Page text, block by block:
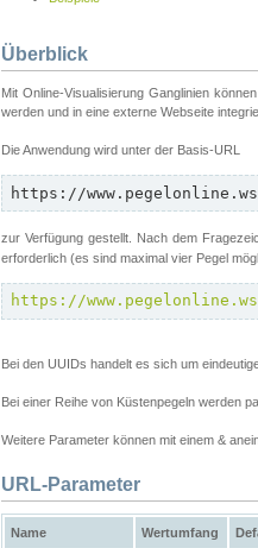
Überblick
Mit Online-Visualisierung Ganglinien
werden und in eine externe Webseite
Die Anwendung wird unter der Basis-URL
https://
zur Verfügung gestellt. Nach dem
erforderlich (es sind maximal vier Pegel
https://
Bei den UUIDs handelt es sich um
Bei einer Reihe von Küstenpegeln werden
Weitere Parameter können mit einem &
URL-Parameter
Name Wertumfang